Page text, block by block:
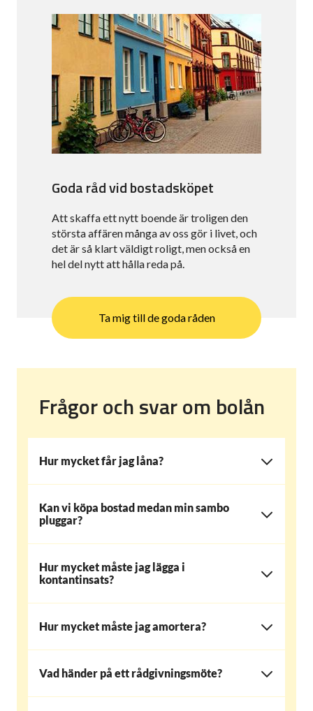
Goda råd vid bostadsköpet
Att skaffa ett nytt boende är troligen den
största affären många av oss gör i livet, och
det är så klart väldigt roligt, men också en
hel del nytt att hålla reda på.
Ta mig till de goda råden
Frågor och svar om bolån
Hur mycket får jag låna?
Kan vi köpa bostad medan min sambo
pluggar?
Hur mycket måste jag lägga i
kontantinsats?
Hur mycket måste jag amortera?
Vad händer på ett rådgivningsmöte?